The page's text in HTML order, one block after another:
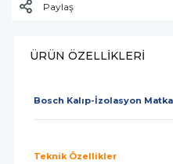
Paylaş
ÜRÜN ÖZELLIKLERI
Bosch Kalıp-İzolasyon
Teknik Özellikler